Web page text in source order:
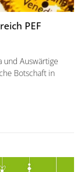
PEF
und Auswärtige
Botschaft in